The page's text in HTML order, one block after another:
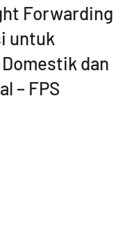
Forwarding
untuk
dan
– FPS